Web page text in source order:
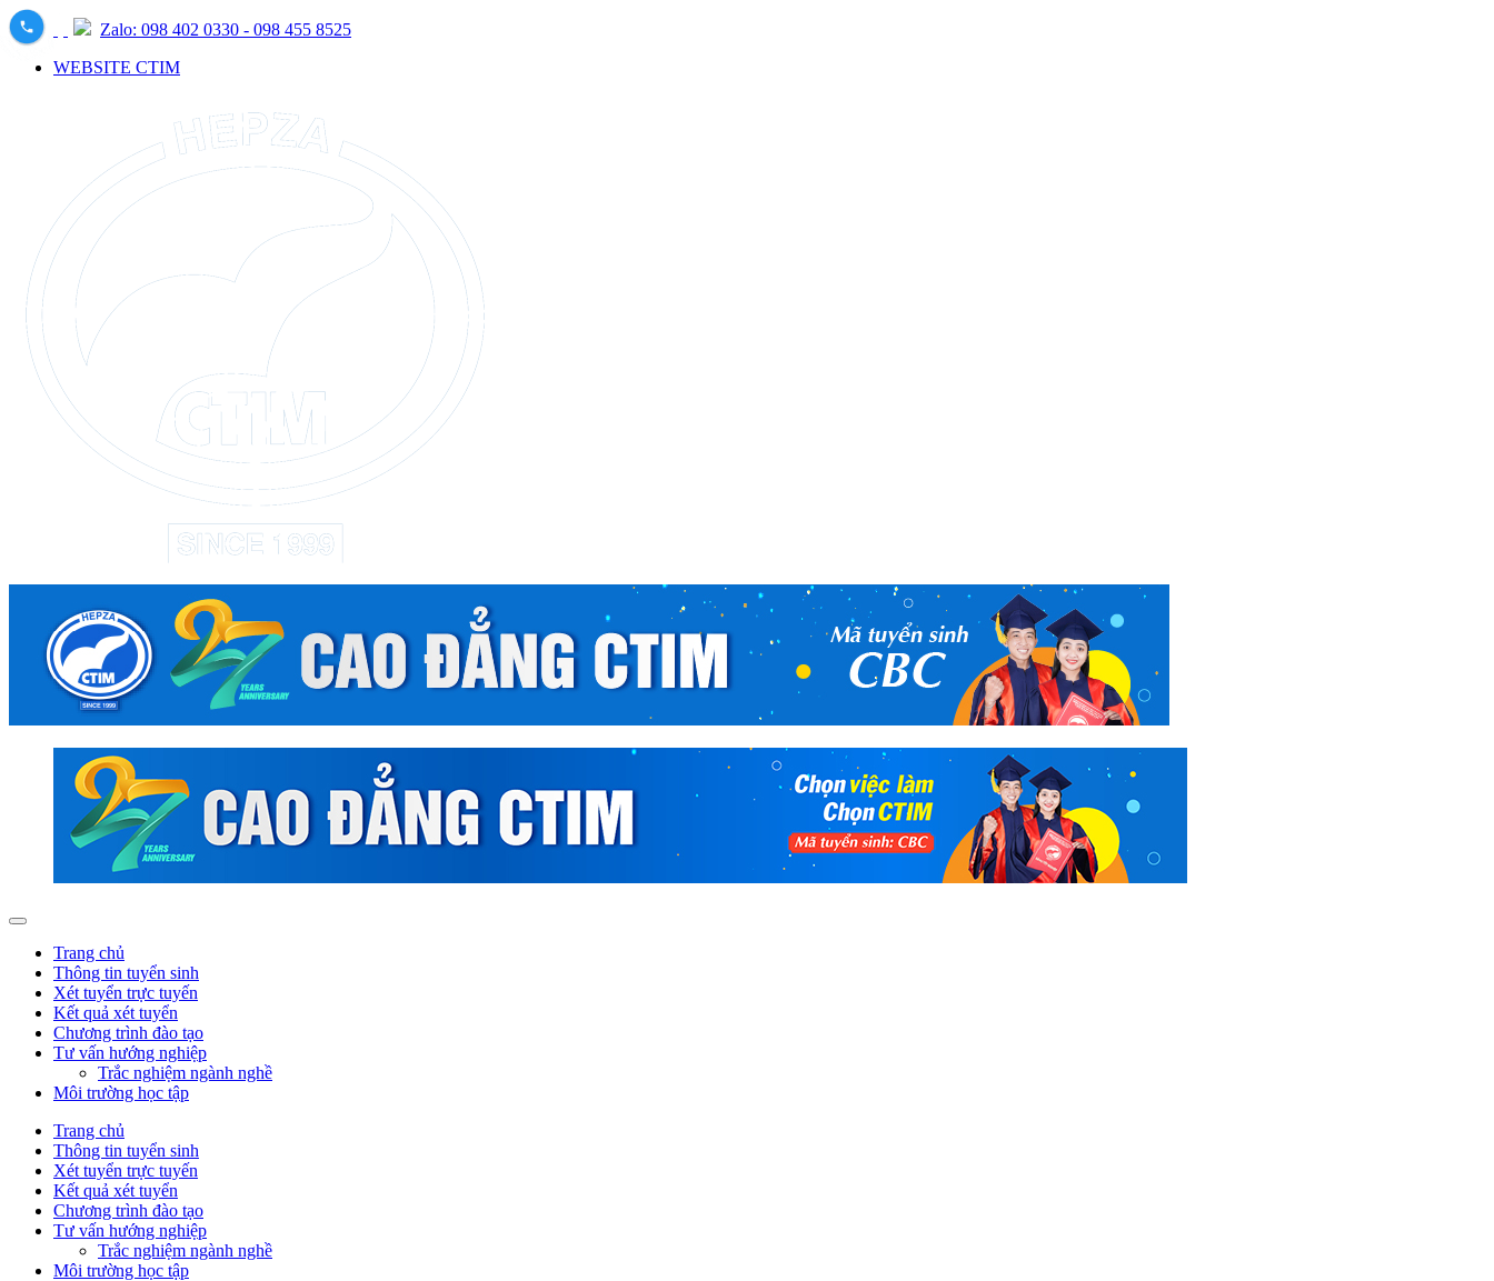
Zalo: 098 402 0330 - 098 455 8525
WEBSITE CTIM
Trang chủ
Thông tin tuyển sinh
Xét tuyển trực tuyến
Kết quả xét tuyển
Chương trình đào tạo
Tư vấn hướng nghiệp
Trắc nghiệm ngành nghề
Môi trường học tập
Trang chủ
Thông tin tuyển sinh
Xét tuyển trực tuyến
Kết quả xét tuyển
Chương trình đào tạo
Tư vấn hướng nghiệp
Trắc nghiệm ngành nghề
Môi trường học tập